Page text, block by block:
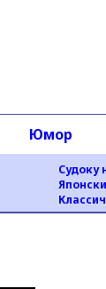
Судоку
Юмор